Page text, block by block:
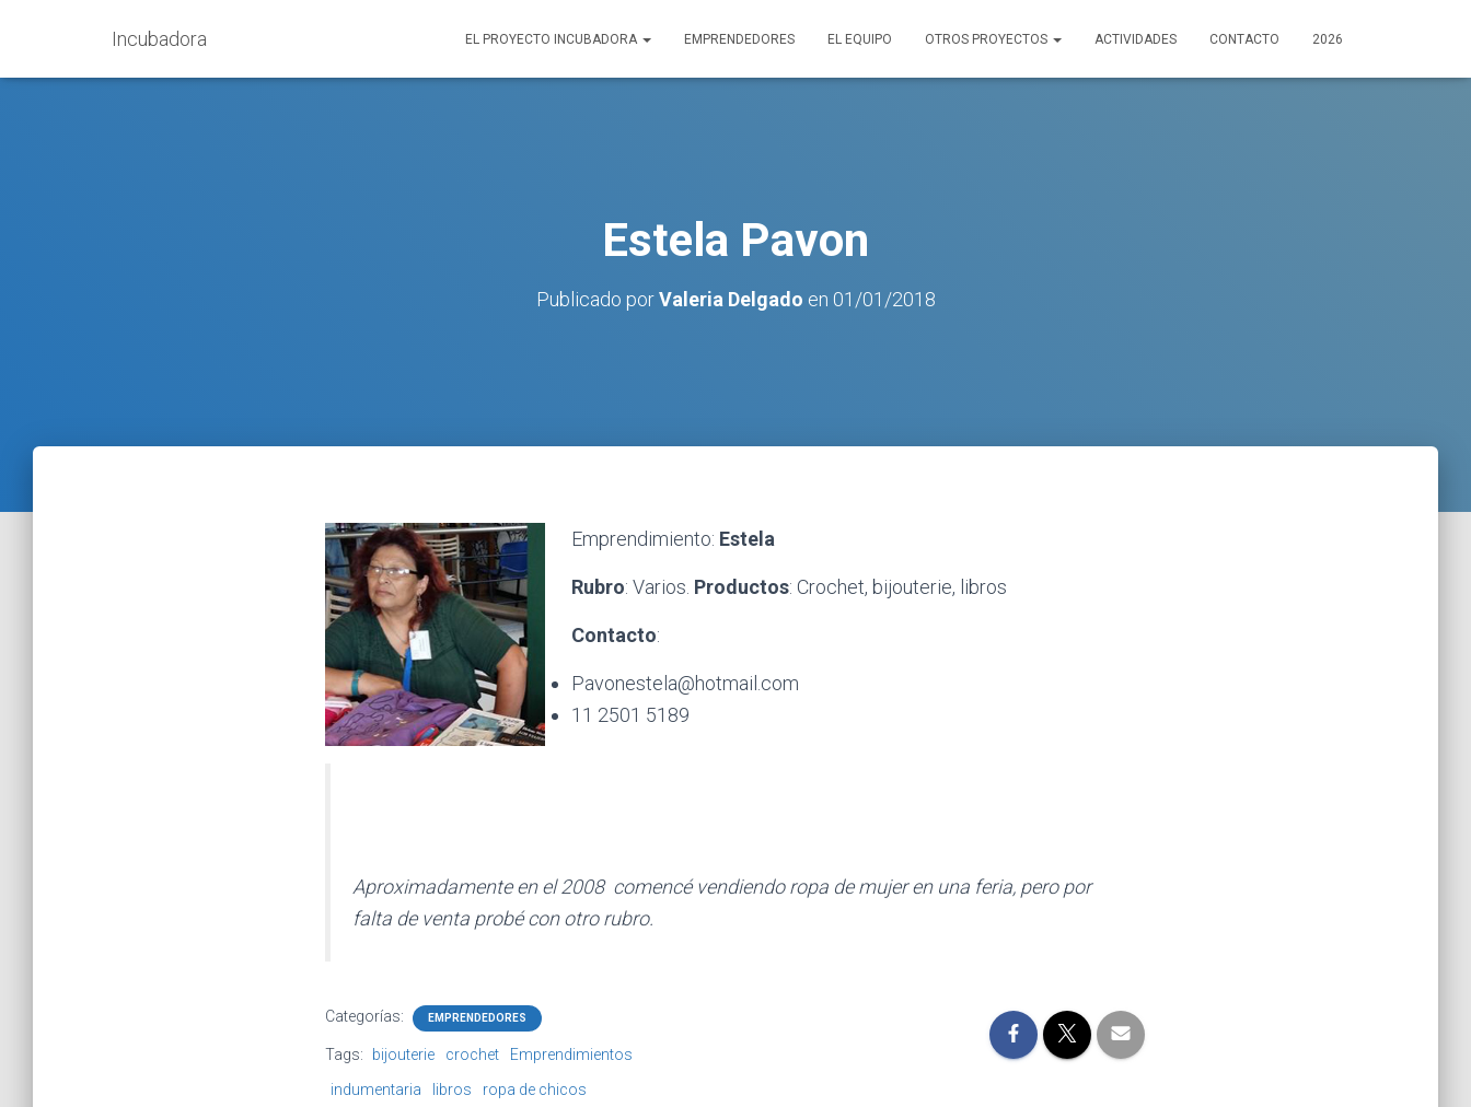
Incubadora EL PROYECTO INCUBADORA EMPRENDEDORES EL EQUIPO OTROS PROYECTOS ACTIVIDADES CONTACTO 2026
Estela Pavon
Publicado porValeria Delgado en 01/01/2018
Emprendimiento: Estela
Rubro: Varios. Productos: Crochet, bijouterie, libros
Contacto:
Pavonestela@hotmail.com
11 2501 5189
Aproximadamente en el 2008 comencé vendiendo ropa de mujer en una feria, pero por
falta de venta probé con otro rubro.
Categorías: EMPRENDEDORES
Tags: bijouterie crochet
Emprendimientos
indumentaria
libros ropa de chicos